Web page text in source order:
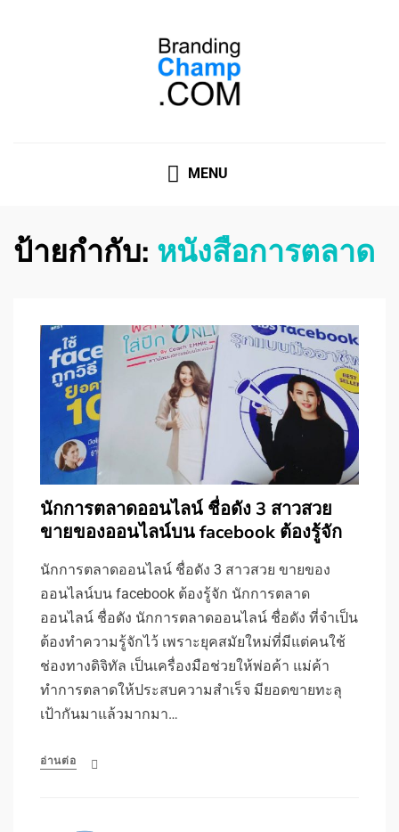
MENU
ป้ายกำกับ: หนังสือการตลาด
นักการตลาดออนไลน์ ชื่อดัง 3 สาวสวย
ขายของออนไลน์บน facebook ต้องรู้จัก
นักการตลาดออนไลน์ ชื่อดัง 3 สาวสวย ขายของ
ออนไลน์บน facebook ต้องรู้จัก นักการตลาด
ออนไลน์ ชื่อดัง นักการตลาดออนไลน์ ชื่อดัง ที่จำเป็น
ต้องทำความรู้จักไว้ เพราะยุคสมัยใหม่ที่มีแต่คนใช้
ช่องทางดิจิทัล เป็นเครื่องมือช่วยให้พ่อค้า แม่ค้า
ทำการตลาดให้ประสบความสำเร็จ มียอดขายทะลุ
เป้ากันมาแล้วมากมา…
อ่านต่อ